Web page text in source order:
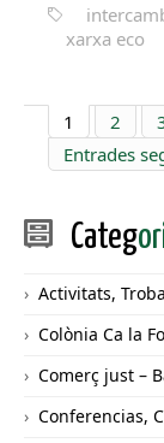
xarxa eco
1 2
Entrades
Categ
Activitats,
Colònia Ca la
Comerç just –
Conferencias,